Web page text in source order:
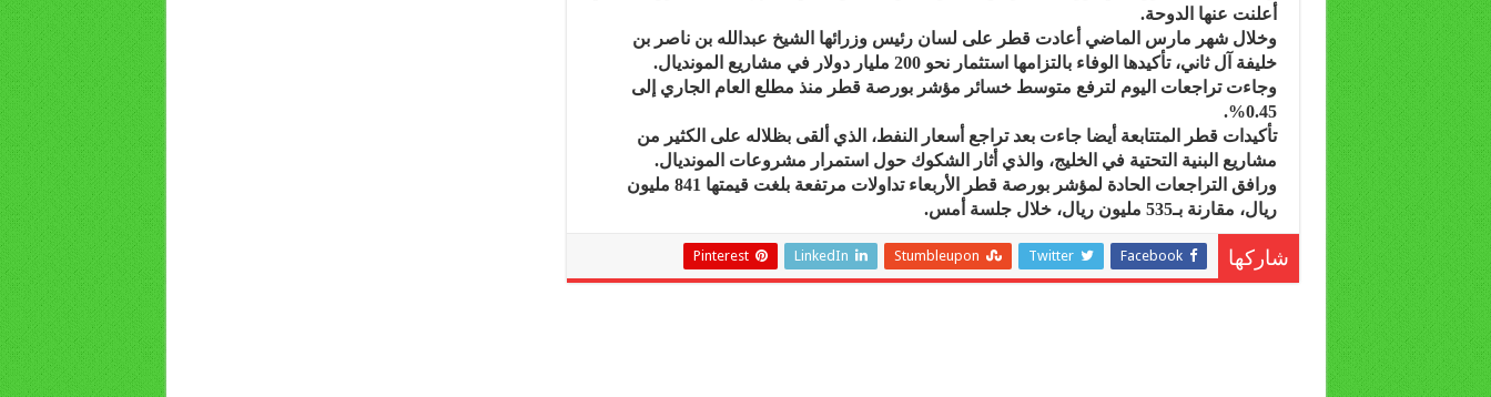
أعلنت عنها الدوحة.
وخلال شهر مارس الماضي أعادت قطر على لسان رئيس وزرائها الشيخ عبدالله بن ناصر بن
خليفة آل ثاني، تأكيدها الوفاء بالتزامها استثمار نحو 200 مليار دولار في مشاريع المونديال.
وجاءت تراجعات اليوم لترفع متوسط خسائر مؤشر بورصة قطر منذ مطلع العام الجاري إلى
0.45%.
تأكيدات قطر المتتابعة أيضا جاءت بعد تراجع أسعار النفط، الذي ألقى بظلاله على الكثير من
مشاريع البنية التحتية في الخليج، والذي أثار الشكوك حول استمرار مشروعات المونديال.
ورافق التراجعات الحادة لمؤشر بورصة قطر الأربعاء تداولات مرتفعة بلغت قيمتها 841 مليون
ريال، مقارنة بـ535 مليون ريال، خلال جلسة أمس.
شاركها Facebook
Twitter
Stumbleupon
LinkedIn
Pinterest